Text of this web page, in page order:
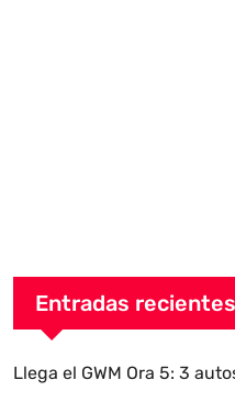
Entradas recientes
Llega el GWM Ora 5: 3